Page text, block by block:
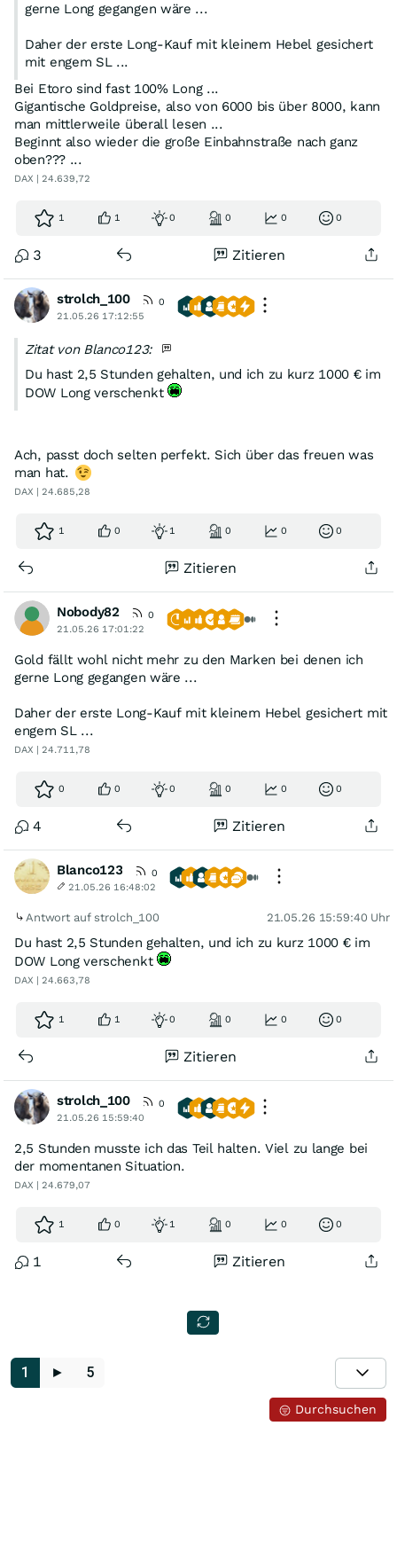
gerne Long gegangen wäre ...
Daher der erste Long-Kauf mit kleinem Hebel gesichert
mit engem SL ...
Bei Etoro sind fast 100% Long ...
Gigantische Goldpreise, also von 6000 bis über 8000, kann
man mittlerweile überall lesen ...
Beginnt also wieder die große Einbahnstraße nach ganz
oben??? ...
DAX | 24.639,72
1 1 0 0 0 0
3 Zitieren
strolch_100
0
21.05.26 17:12:55
Zitat von Blanco123:
Du hast 2,5 Stunden gehalten, und ich zu kurz 1000 € im
DOW Long verschenkt
Ach, passt doch selten perfekt. Sich über das freuen was
man hat.
DAX | 24.685,28
1 0 1 0 0 0
Zitieren
Nobody82
0
21.05.26 17:01:22
Gold fällt wohl nicht mehr zu den Marken bei denen ich
gerne Long gegangen wäre ...
Daher der erste Long-Kauf mit kleinem Hebel gesichert mit
engem SL ...
DAX | 24.711,78
0 0 0 0 0 0
4 Zitieren
Blanco123
0
21.05.26 16:48:02
Antwort auf strolch_100 21.05.26 15:59:40 Uhr
Du hast 2,5 Stunden gehalten, und ich zu kurz 1000 € im
DOW Long verschenkt
DAX | 24.663,78
1 1 0 0 0 0
Zitieren
strolch_100
0
21.05.26 15:59:40
2,5 Stunden musste ich das Teil halten. Viel zu lange bei
der momentanen Situation.
DAX | 24.679,07
1 0 1 0 0 0
1 Zitieren
1 ► 5
Durchsuchen